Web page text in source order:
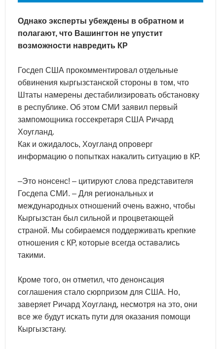
Однако эксперты убеждены в обратном и
полагают, что Вашингтон не упустит
возможности навредить КР
Госдеп США прокомментировал отдельные
обвинения кыргызстанской стороны в том, что
Штаты намерены дестабилизировать обстановку
в республике. Об этом СМИ заявил первый
зампомощника госсекретаря США Ричард
Хоугланд.
Как и ожидалось, Хоугланд опроверг
информацию о попытках накалить ситуацию в КР.
–Это нонсенс! – цитируют слова представителя
Госдепа СМИ. – Для региональных и
международных отношений очень важно, чтобы
Кыргызстан был сильной и процветающей
страной. Мы собираемся поддерживать крепкие
отношения с КР, которые всегда оставались
такими.
Кроме того, он отметил, что денонсация
соглашения стало сюрпризом для США. Но,
заверяет Ричард Хоугланд, несмотря на это, они
все же будут искать пути для оказания помощи
Кыргызстану.